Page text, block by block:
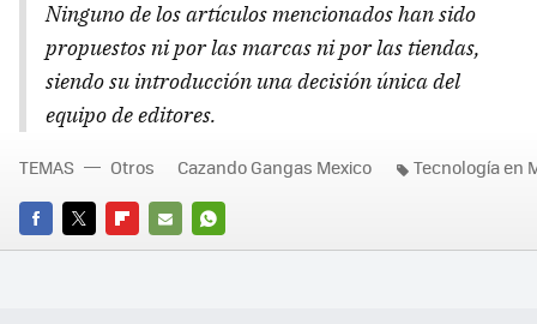
Ninguno de los artículos mencionados han sido
propuestos ni por las marcas ni por las tiendas,
siendo su introducción una decisión única del
equipo de editores.
FACEBOOK
TWITTERFLIPBOARD
E-
WHATSAPP
TEMAS Otros Cazando Gangas Mexico Tecnología en